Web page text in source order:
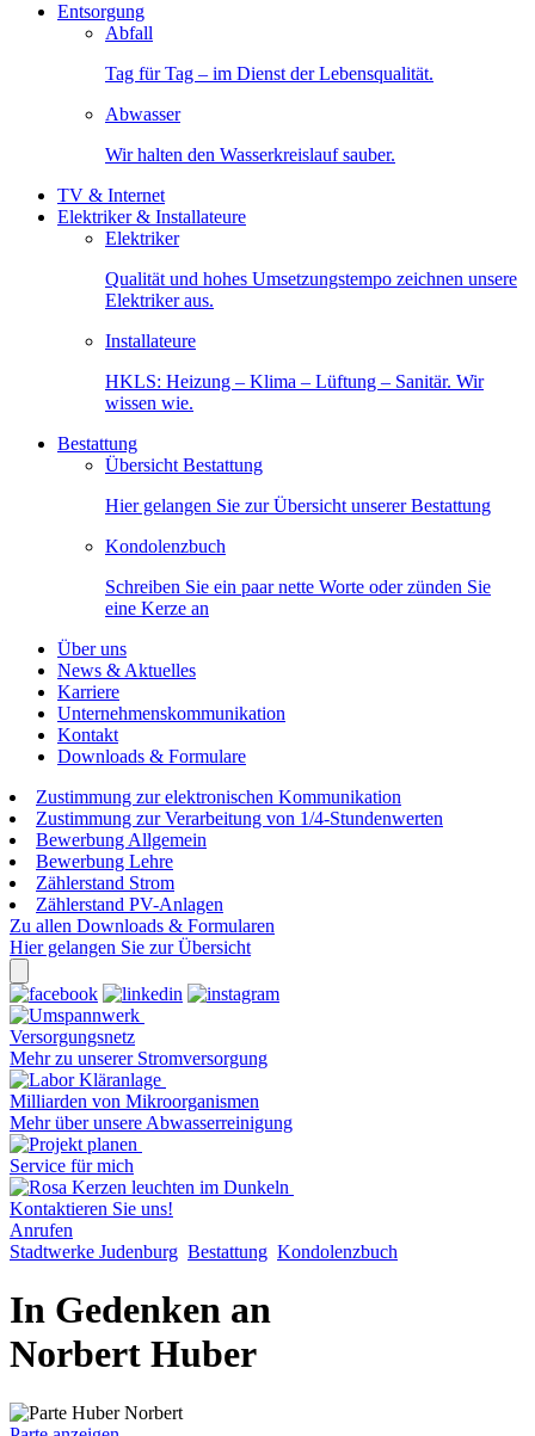
Entsorgung
Abfall
Tag für Tag – im Dienst der Lebensqualität.
Abwasser
Wir halten den Wasserkreislauf sauber.
TV & Internet
Elektriker & Installateure
Elektriker
Qualität und hohes Umsetzungstempo zeichnen unsere
Elektriker aus.
Installateure
HKLS: Heizung – Klima – Lüftung – Sanitär. Wir
wissen wie.
Bestattung
Übersicht Bestattung
Hier gelangen Sie zur Übersicht unserer Bestattung
Kondolenzbuch
Schreiben Sie ein paar nette Worte oder zünden Sie
eine Kerze an
Über uns
News & Aktuelles
Karriere
Unternehmenskommunikation
Kontakt
Downloads & Formulare
Zustimmung zur elektronischen Kommunikation
Zustimmung zur Verarbeitung von 1/4-Stundenwerten
Bewerbung Allgemein
Bewerbung Lehre
Zählerstand Strom
Zählerstand PV-Anlagen
Zu allen Downloads & Formularen
Hier gelangen Sie zur Übersicht
Versorgungsnetz
Mehr zu unserer Stromversorgung
Milliarden von Mikroorganismen
Mehr über unsere Abwasserreinigung
Service für mich
Kontaktieren Sie uns!
Anrufen
Stadtwerke Judenburg Bestattung Kondolenzbuch
In Gedenken an
Norbert Huber